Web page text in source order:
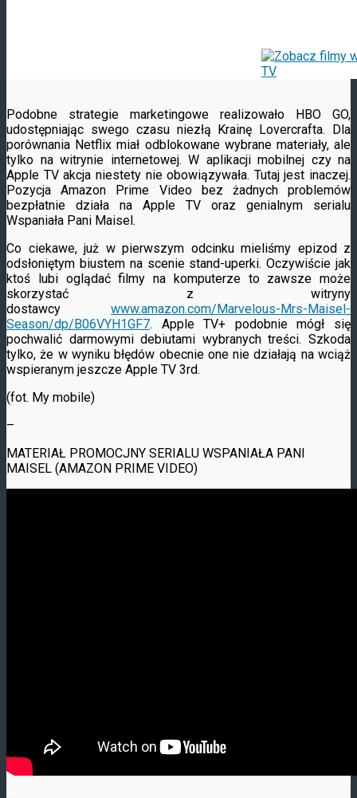
Podobne strategie marketingowe realizowało HBO GO,
udostępniając swego czasu niezłą Krainę Lovercrafta. Dla
porównania Netflix miał odblokowane wybrane materiały, ale
tylko na witrynie internetowej. W aplikacji mobilnej czy na
Apple TV akcja niestety nie obowiązywała. Tutaj jest inaczej.
Pozycja Amazon Prime Video bez żadnych problemów
bezpłatnie działa na Apple TV oraz genialnym serialu
Wspaniała Pani Maisel.
Co ciekawe, już w pierwszym odcinku mieliśmy epizod z
odsłoniętym biustem na scenie stand-uperki. Oczywiście jak
ktoś lubi oglądać filmy na komputerze to zawsze może
skorzystać z witryny
dostawcy www.amazon.com/Marvelous-Mrs-Maisel-
Season/dp/B06VYH1GF7. Apple TV+ podobnie mógł się
pochwalić darmowymi debiutami wybranych treści. Szkoda
tylko, że w wyniku błędów obecnie one nie działają na wciąż
wspieranym jeszcze Apple TV 3rd.
(fot. My mobile)
–
MATERIAŁ PROMOCJNY SERIALU WSPANIAŁA PANI
MAISEL (AMAZON PRIME VIDEO)